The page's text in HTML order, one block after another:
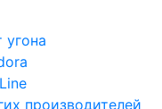
угона
производителей